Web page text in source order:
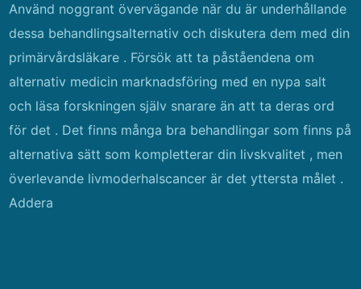
Använd noggrant övervägande när du är underhållande
dessa behandlingsalternativ och diskutera dem med din
primärvårdsläkare . Försök att ta påståendena om
alternativ medicin marknadsföring med en nypa salt
och läsa forskningen själv snarare än att ta deras ord
för det . Det finns många bra behandlingar som finns på
alternativa sätt som kompletterar din livskvalitet , men
överlevande livmoderhalscancer är det yttersta målet .
Addera